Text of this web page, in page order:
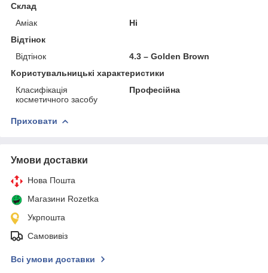
Склад
Аміак
Ні
Відтінок
Відтінок
4.3 – Golden Brown
Користувальницькі характеристики
Класифікація
косметичного засобу
Професійна
Приховати
Умови доставки
Нова Пошта
Магазини Rozetka
Укрпошта
Самовивіз
Всі умови доставки